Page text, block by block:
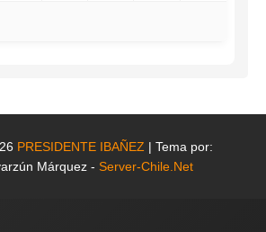
PRESIDENTE IBAÑEZ | Tema por:
Márquez - Server-Chile.Net